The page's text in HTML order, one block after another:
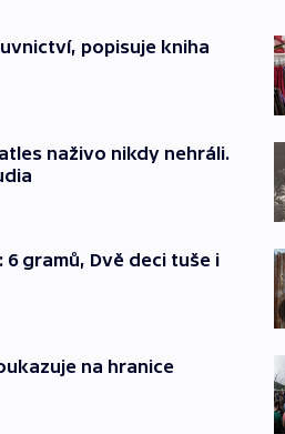
popisuje kniha
naživo nikdy nehráli.
6 gramů, Dvě deci tuše i
na hranice